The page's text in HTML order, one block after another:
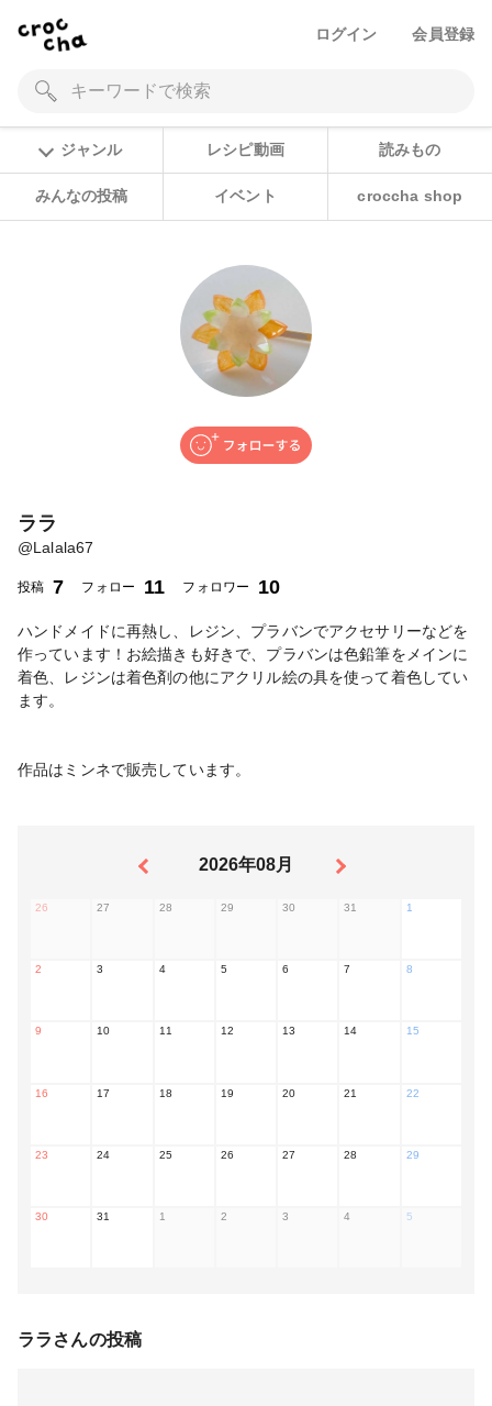
ログイン 会員登録
ジャンル レシピ動画 読みもの
みんなの投稿 イベント croccha shop
ララ
@Lalala67
投稿 7 フォロー 11 フォロワー 10
ハンドメイドに再熱し、レジン、プラバンでアクセサリーなどを
作っています！お絵描きも好きで、プラバンは色鉛筆をメインに
着色、レジンは着色剤の他にアクリル絵の具を使って着色してい
ます。
作品はミンネで販売しています。
2026年08月
26 27 28 29 30 31 1
2 3 4 5 6 7 8
9 10 11 12 13 14 15
16 17 18 19 20 21 22
23 24 25 26 27 28 29
30 31 1 2 3 4 5
ララ さんの投稿